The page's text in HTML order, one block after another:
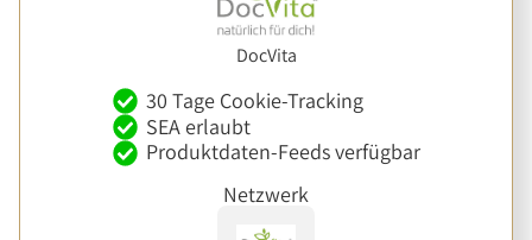
DocVita
30 Tage Cookie-Tracking
SEA erlaubt
Produktdaten-Feeds verfügbar
Netzwerk